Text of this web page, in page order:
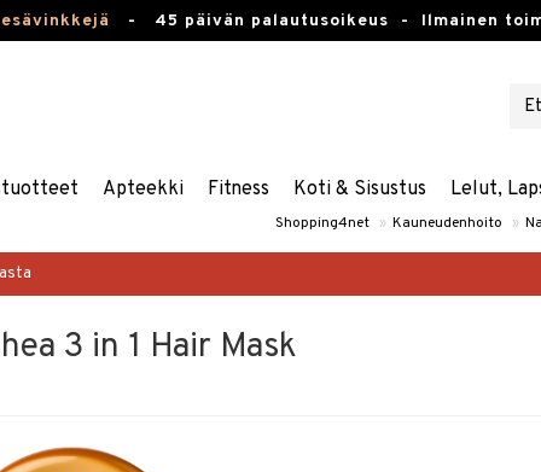
- 45 päivän palautusoikeus - Ilmainen
Apteekki Fitness Koti & Sisustus Lelut,
Shopping4net » Kauneudenhoito »
3 in 1 Hair Mask